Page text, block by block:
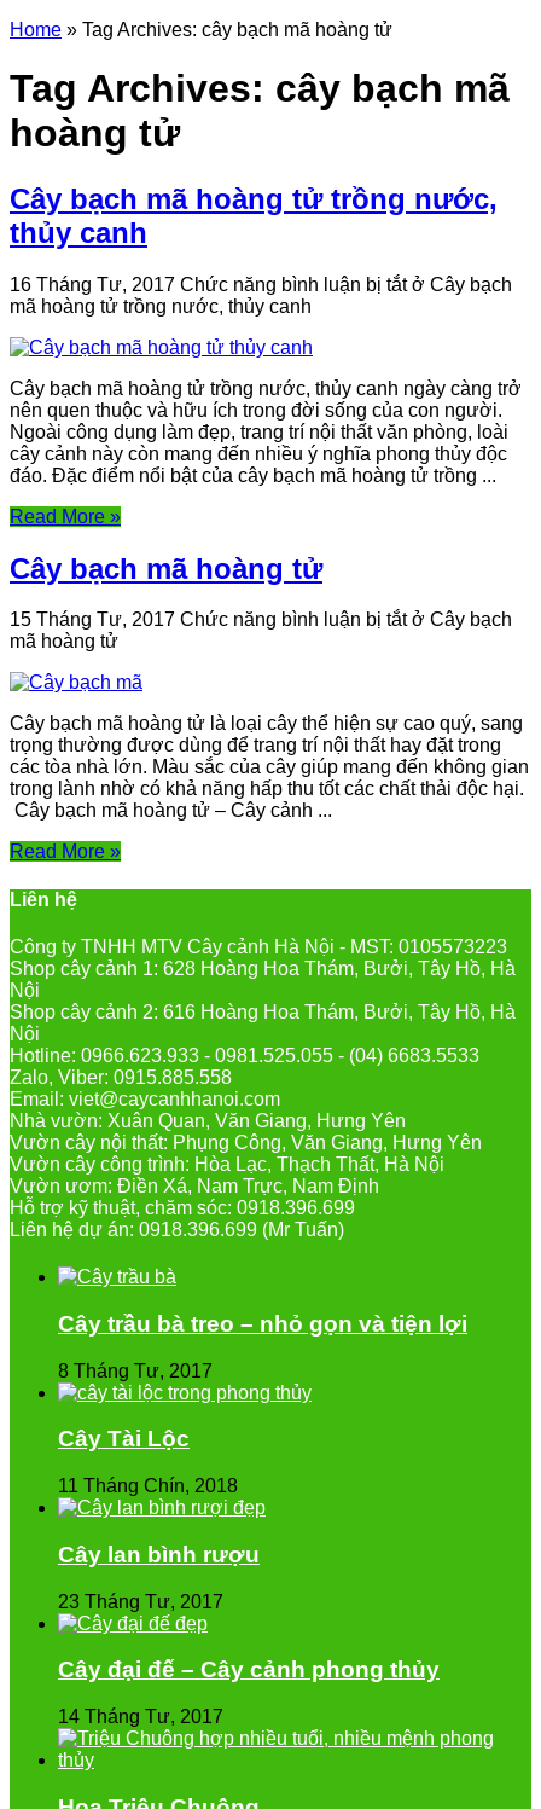
Home » Tag Archives: cây bạch mã hoàng tử
Tag Archives: cây bạch mã
hoàng tử
Cây bạch mã hoàng tử trồng nước,
thủy canh
16 Tháng Tư, 2017 Chức năng bình luận bị tắtở Cây bạch
mã hoàng tử trồng nước, thủy canh
Cây bạch mã hoàng tử trồng nước, thủy canh ngày càng trở
nên quen thuộc và hữu ích trong đời sống của con người.
Ngoài công dụng làm đẹp, trang trí nội thất văn phòng, loài
cây cảnh này còn mang đến nhiều ý nghĩa phong thủy độc
đáo. Đặc điểm nổi bật của cây bạch mã hoàng tử trồng ...
Read More »
Cây bạch mã hoàng tử
15 Tháng Tư, 2017 Chức năng bình luận bị tắtở Cây bạch
mã hoàng tử
Cây bạch mã hoàng tử là loại cây thể hiện sự cao quý, sang
trọng thường được dùng để trang trí nội thất hay đặt trong
các tòa nhà lớn. Màu sắc của cây giúp mang đến không gian
trong lành nhờ có khả năng hấp thu tốt các chất thải độc hại.
Cây bạch mã hoàng tử – Cây cảnh ...
Read More »
Liên hệ
Công ty TNHH MTV Cây cảnh Hà Nội - MST: 0105573223
Shop cây cảnh 1: 628 Hoàng Hoa Thám, Bưởi, Tây Hồ, Hà
Nội
Shop cây cảnh 2: 616 Hoàng Hoa Thám, Bưởi, Tây Hồ, Hà
Nội
Hotline: 0966.623.933 - 0981.525.055 - (04) 6683.5533
Zalo, Viber: 0915.885.558
Email: viet@caycanhhanoi.com
Nhà vườn: Xuân Quan, Văn Giang, Hưng Yên
Vườn cây nội thất: Phụng Công, Văn Giang, Hưng Yên
Vườn cây công trình: Hòa Lạc, Thạch Thất, Hà Nội
Vườn ươm: Điền Xá, Nam Trực, Nam Định
Hỗ trợ kỹ thuật, chăm sóc: 0918.396.699
Liên hệ dự án: 0918.396.699 (Mr Tuấn)
Cây trầu bà treo – nhỏ gọn và tiện lợi
8 Tháng Tư, 2017
Cây Tài Lộc
11 Tháng Chín, 2018
Cây lan bình rượu
23 Tháng Tư, 2017
Cây đại đế – Cây cảnh phong thủy
14 Tháng Tư, 2017